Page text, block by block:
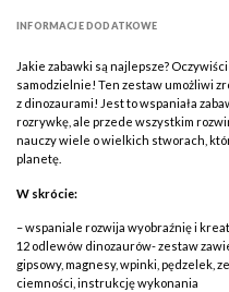
INFORMACJE DODATKOWE
Jakie zabawki są najlepsze?
samodzielnie! Ten zestaw umożliwi
z dinozaurami! Jest to wspaniała
rozrywkę, ale przede wszystkim
nauczy wiele o wielkich stworach,
planetę.
W skrócie:
– wspaniale rozwija wyobraźnię i
12 odlewów dinozaurów- zestaw
gipsowy, magnesy, wpinki, pędzelek,
ciemności, instrukcję wykonania